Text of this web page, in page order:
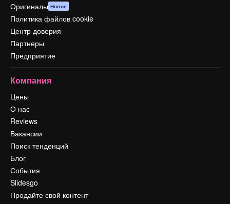
Оригиналы Новое
Политика файлов cookie
Центр доверия
Партнеры
Предприятие
Компания
Цены
О нас
Reviews
Вакансии
Поиск тенденций
Блог
События
Slidesgo
Продайте свой контент